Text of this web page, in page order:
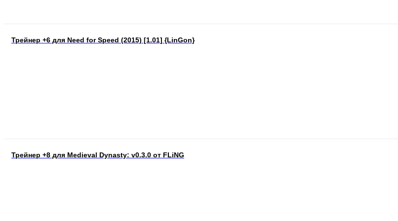
Трейнер +6 для Need for Speed (2015) [1.01] {LinGon}
Трейнер +8 для Medieval Dynasty: v0.3.0 от FLiNG